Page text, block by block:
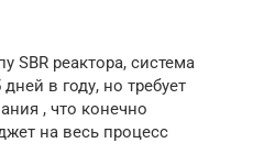
SBR реактора, система
в году, но требует
, что конечно
на весь процесс